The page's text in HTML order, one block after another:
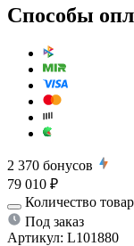
Способы
2 370 бонусов
79 010 ₽
Количество
Под заказ
Артикул: L101880